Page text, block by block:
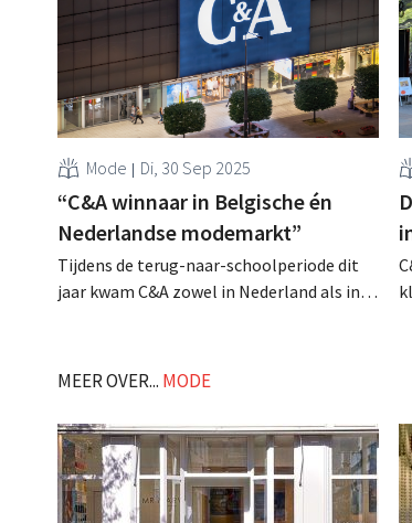
Mode Di, 30 Sep 2025
“C&A winnaar in Belgische én
Nederlandse modemarkt”
Tijdens de terug-naar-schoolperiode dit
jaar kwam C&A zowel in Nederland als in
MEER OVER... MODE